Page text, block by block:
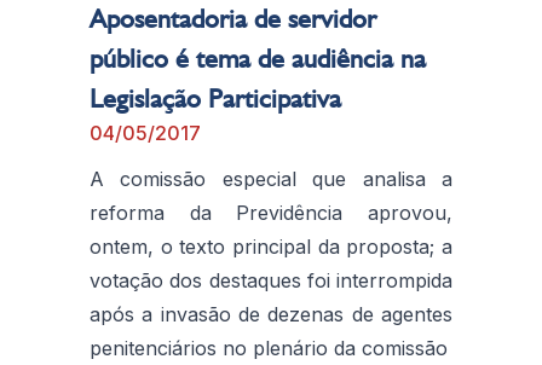
Aposentadoria de servidor
público é tema de audiência na
Legislação Participativa
04/05/2017
A comissão especial que analisa a
reforma da Previdência aprovou,
ontem, o texto principal da proposta; a
votação dos destaques foi interrompida
após a invasão de dezenas de agentes
penitenciários no plenário da comissão